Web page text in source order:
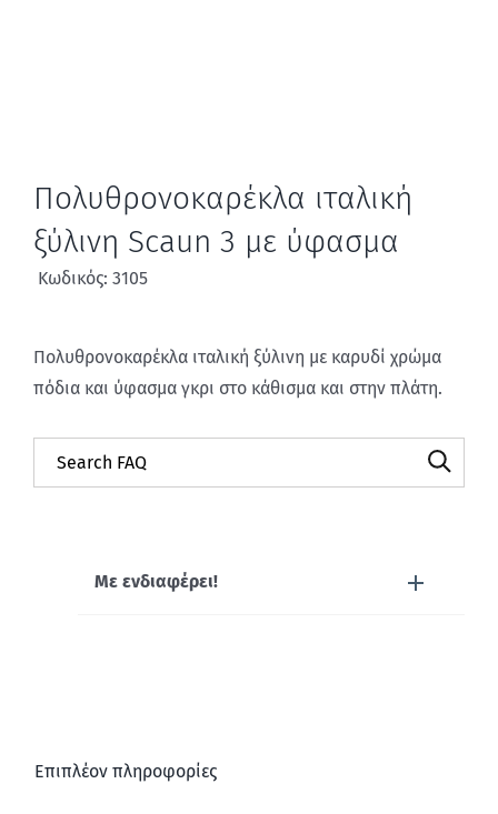
Πολυθρονοκαρέκλα ιταλική
ξύλινη Scaun 3 με ύφασμα
Κωδικός: 3105
Πολυθρονοκαρέκλα ιταλική ξύλινη με καρυδί χρώμα
πόδια και ύφασμα γκρι στο κάθισμα και στην πλάτη.
Με ενδιαφέρει!
Επιπλέον πληροφορίες